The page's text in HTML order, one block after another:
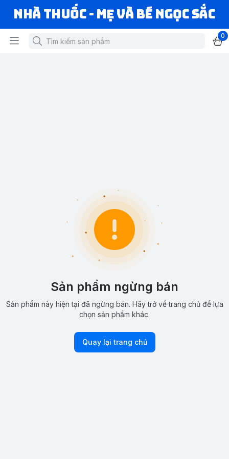
Nhà Thuốc - Mẹ và Bé Ngọc Sắc
0
Sản phẩm ngừng bán
Sản phẩm này hiện tại đã ngừng bán. Hãy trở về trang chủ để lựa
chọn sản phẩm khác.
Quay lại trang chủ